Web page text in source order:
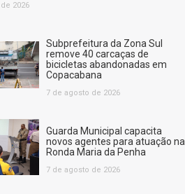
2026
Subprefeitura da Zona Sul
remove 40 carcaças de
bicicletas abandonadas em
Copacabana
7 de agosto de 2026
Guarda Municipal capacita
novos agentes para atuação na
Ronda Maria da Penha
7 de agosto de 2026